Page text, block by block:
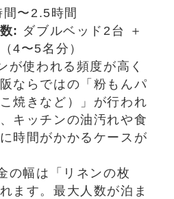
間〜2.5時間
: ダブルベッド2台 ＋
4〜5名分）
が使われる頻度が高く
ならではの「粉もんパ
焼きなど）」が行われ
キッチンの油汚れや食
時間がかかるケースが
の幅は「リネンの枚
ます。最大人数が泊ま